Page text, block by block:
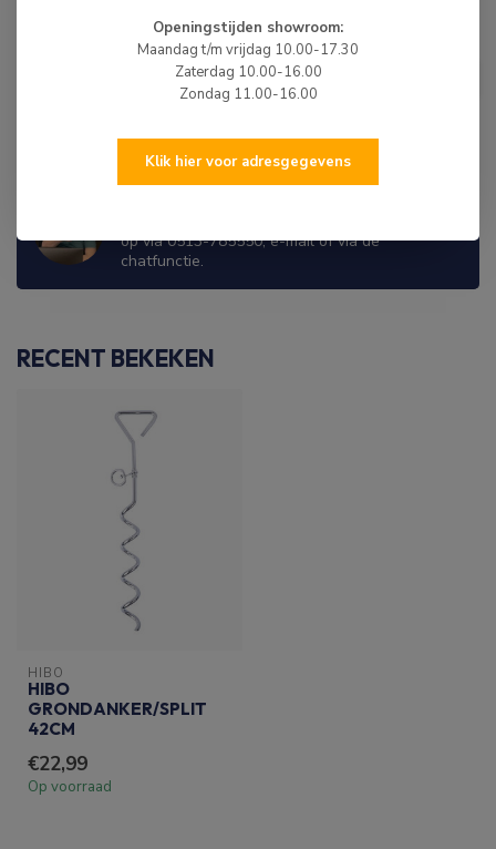
HIBO Steiger Zwemtrap 4-
op via 0513-785550, e-mail of via de
chatfunctie.
RECENT BEKEKEN
HIBO
HIBO
GRONDANKER/SPLIT
42CM
€22,99
Op voorraad
Openingstijden showroom:
Maandag t/m vrijdag 10.00-17.30
Zaterdag 10.00-16.00
Zondag 11.00-16.00
Klik hier voor adresgegevens